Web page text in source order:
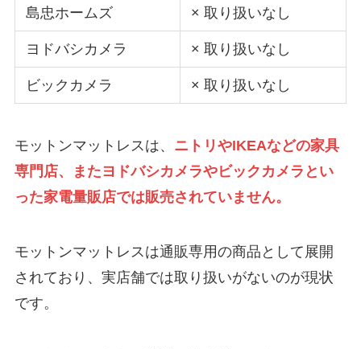
島忠ホームズ × 取り扱いなし
ヨドバシカメラ × 取り扱いなし
ビックカメラ × 取り扱いなし
モットンマットレスは、 ニトリやIKEAなどの家具
専門店、またヨドバシカメラやビックカメラとい
った家電量販店では販売されていません。
モットンマットレスは通販専用の商品として展開
されており、実店舗では取り扱いがないのが現状
です。